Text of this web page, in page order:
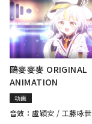
鷗麥麥麥 ORIGINAL
ANIMATION
动画
音效： 盧穎安 / 工藤咏世